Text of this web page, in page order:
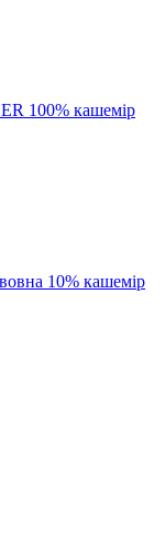
100% кашемір
10% кашемір